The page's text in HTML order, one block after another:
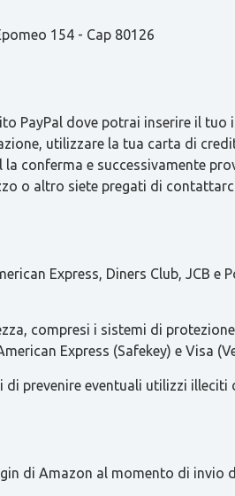
154 - Cap 80126
PayPal dove potrai inserire il tuo
utilizzare la tua carta di
conferma e successivamente
o altro siete pregati di
Express, Diners Club, JCB e
compresi i sistemi di
Express (Safekey) e Visa
prevenire eventuali utilizzi illeciti
di Amazon al momento di invio